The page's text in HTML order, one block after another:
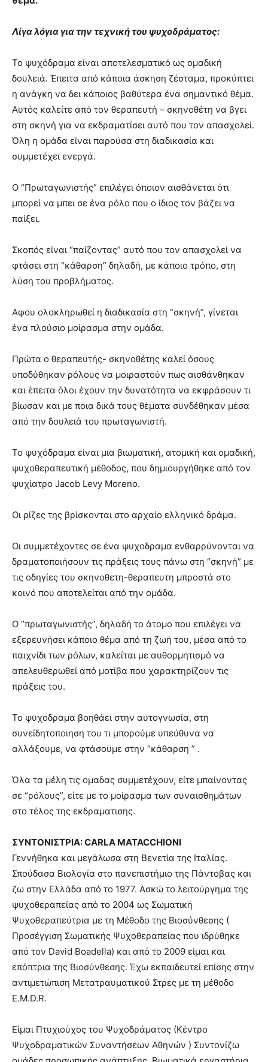
Λίγα λόγια για την τεχνική του ψυχοδράματος:
Το ψυχόδραμα είναι αποτελεσματικό ως ομαδική
δουλειά. Έπειτα από κάποια άσκηση ζέσταμα, προκύπτει
η ανάγκη να δει κάποιος βαθύτερα ένα σημαντικό θέμα.
Αυτός καλείτε από τον θεραπευτή – σκηνοθέτη να βγει
στη σκηνή για να εκδραματίσει αυτό που τον απασχολεί.
Όλη η ομάδα είναι παρούσα στη διαδικασία και
συμμετέχει ενεργά.
Ο “Πρωταγωνιστής” επιλέγει όποιον αισθάνεται ότι
μπορεί να μπει σε ένα ρόλο που ο ίδιος τον βάζει να
παίξει.
Σκοπός είναι “παίζοντας” αυτό που τον απασχολεί να
φτάσει στη “κάθαρση” δηλαδή, με κάποιο τρόπο, στη
λύση του προβλήματος.
Αφου ολοκληρωθεί η διαδικασία στη “σκηνή”, γίνεται
ένα πλούσιο μοίρασμα στην ομάδα.
Πρώτα ο θεραπευτής- σκηνοθέτης καλεί όσους
υποδύθηκαν ρόλους να μοιραστούν πως αισθάνθηκαν
και έπειτα όλοι έχουν την δυνατότητα να εκφράσουν τι
βίωσαν και με ποια δικά τους θέματα συνδέθηκαν μέσα
από την δουλειά του πρωταγωνιστή.
Το ψυχόδραμα είναι μια βιωματική, ατομική και ομαδική,
ψυχοθεραπευτική μέθοδος, που δημιουργήθηκε από τον
ψυχίατρο Jacob Levy Moreno.
Οι ρίζες της βρίσκονται στο αρχαίο ελληνικό δράμα.
Οι συμμετέχοντες σε ένα ψυχοδραμα ενθαρρύνονται να
δραματοποιήσουν τις πράξεις τους πάνω στη “σκηνή” με
τις οδηγίες του σκηνοθετη-θεραπευτη μπροστά στο
κοινό που αποτελείται από την ομάδα.
Ο “πρωταγωνιστής”, δηλαδή το άτομο που επιλέγει να
εξερευνήσει κάποιο θέμα από τη ζωή του, μέσα από το
παιχνίδι των ρόλων, καλείται με αυθορμητισμό να
απελευθερωθεί από μοτίβα που χαρακτηρίζουν τις
πράξεις του.
Το ψυχοδραμα βοηθάει στην αυτογνωσία, στη
συνείδητοποιηση του τι μπορούμε υπεύθυνα να
αλλάξουμε, να φτάσουμε στην “κάθαρση ” .
Όλα τα μέλη τις ομαδας συμμετέχουν, είτε μπαίνοντας
σε “ρόλους”, είτε με το μοίρασμα των συναισθημάτων
στο τέλος της εκδραματισης.
ΣΥΝΤΟΝΙΣΤΡΙΑ: CARLA MATACCHIONI
Γεννήθηκα και μεγάλωσα στη Βενετία της Ιταλίας.
Σπούδασα Βιολογία στο πανεπιστήμιο της Πάντοβας και
ζω στην Ελλάδα από το 1977. Ασκώ το λειτούργημα της
ψυχοθεραπείας από το 2004 ως Σωματική
Ψυχοθεραπεύτρια με τη Μέθοδο της Βιοσύνθεσης (
Προσέγγιση Σωματικής Ψυχοθεραπείας που ιδρύθηκε
από τον David Boadella) και από το 2009 είμαι και
επόπτρια της Βιοσύνθεσης. Έχω εκπαιδευτεί επίσης στην
αντιμετώπιση Μετατραυματικού Στρες με τη μέθοδο
E.M.D.R.
Είμαι Πτυχιούχος του Ψυχοδράματος (Κέντρο
Ψυχοδραματικών Συναντήσεων Αθηνών ) Συντονίζω